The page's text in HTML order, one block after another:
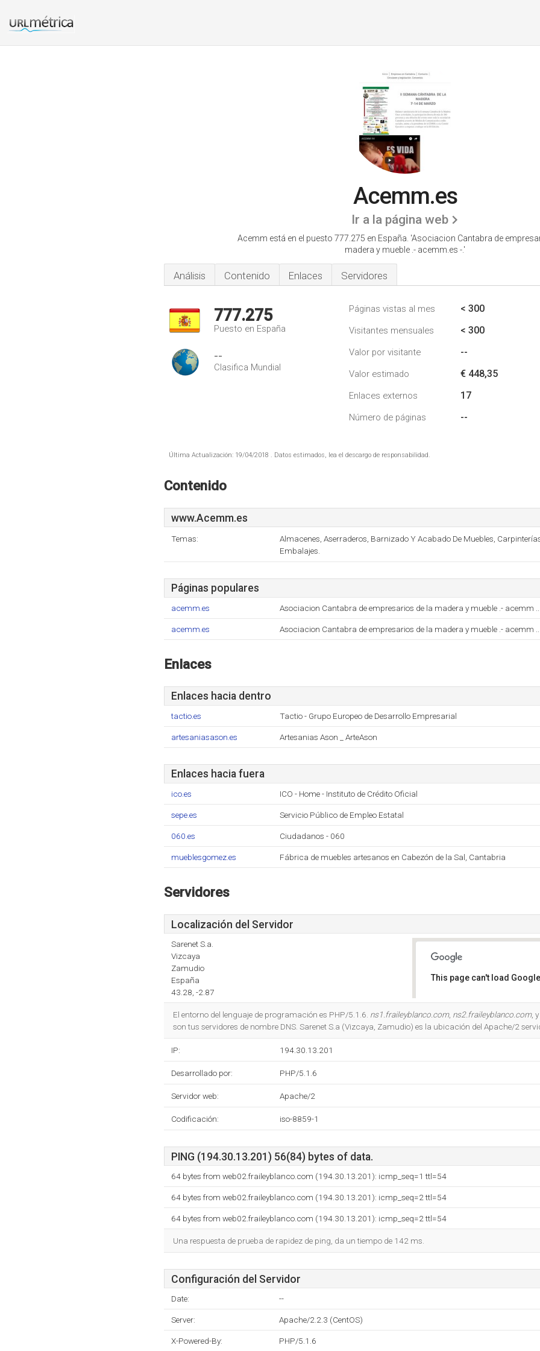
Acemm.es
Ir a la página web
Acemm está en el puesto 777.275 en España. 'Asociacion Cantabra de
madera y mueble .- acemm.es -.'
Análisis Contenido Enlaces Servidores
777.275
Puesto en España
--
Clasifica Mundial
Páginas vistas al mes < 300
Visitantes mensuales < 300
Valor por visitante --
Valor estimado € 448,35
Enlaces externos 17
Número de páginas --
Última Actualización: 19/04/2018 . Datos estimados, lea el descargo de responsabilidad.
Contenido
www.Acemm.es
Temas:
Almacenes, Aserraderos, Barnizado Y Acabado De Muebles,
Embalajes.
Páginas populares
acemm.es Asociacion Cantabra de empresarios de la madera y mueble .- acemm ..
acemm.es Asociacion Cantabra de empresarios de la madera y mueble .- acemm ..
Enlaces
Enlaces hacia dentro
tactio.es Tactio - Grupo Europeo de Desarrollo Empresarial
artesaniasason.es Artesanias Ason _ ArteAson
Enlaces hacia fuera
ico.es ICO - Home - Instituto de Crédito Oficial
sepe.es Servicio Público de Empleo Estatal
060.es Ciudadanos - 060
mueblesgomez.es Fábrica de muebles artesanos en Cabezón de la Sal, Cantabria
Servidores
Localización del Servidor
Sarenet S.a.
Vizcaya
Zamudio
España
43.28, -2.87
This page can't load
Do you own this website?
El entorno del lenguaje de programación es PHP/5.1.6. ns1.fraileyblanco.com, ns2.fraileyblanco.com, y
son tus servidores de nombre DNS. Sarenet S.a (Vizcaya, Zamudio) es la ubicación del Apache/2
IP: 194.30.13.201
Desarrollado por: PHP/5.1.6
Servidor web: Apache/2
Codificación: iso-8859-1
PING (194.30.13.201) 56(84) bytes of data.
64 bytes from web02.fraileyblanco.com (194.30.13.201): icmp_seq=1 ttl=54
64 bytes from web02.fraileyblanco.com (194.30.13.201): icmp_seq=2 ttl=54
64 bytes from web02.fraileyblanco.com (194.30.13.201): icmp_seq=2 ttl=54
Una respuesta de prueba de rapidez de ping, da un tiempo de 142 ms.
Configuración del Servidor
Date: --
Server: Apache/2.2.3 (CentOS)
X-Powered-By: PHP/5.1.6